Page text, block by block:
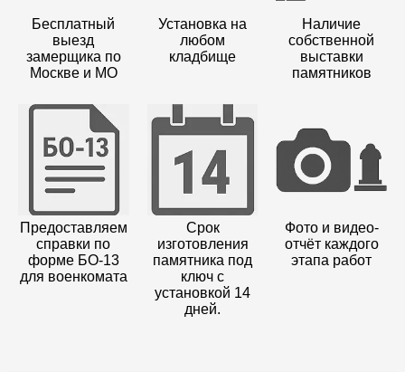
Бесплатный
выезд
замерщика по
Москве и МО
Установка на
любом
кладбище
Наличие
собственной
выставки
памятников
Предоставляем
справки по
форме БО-13
для военкомата
Срок
изготовления
памятника под
ключ с
установкой 14
дней.
Фото и видео-
отчёт каждого
этапа работ